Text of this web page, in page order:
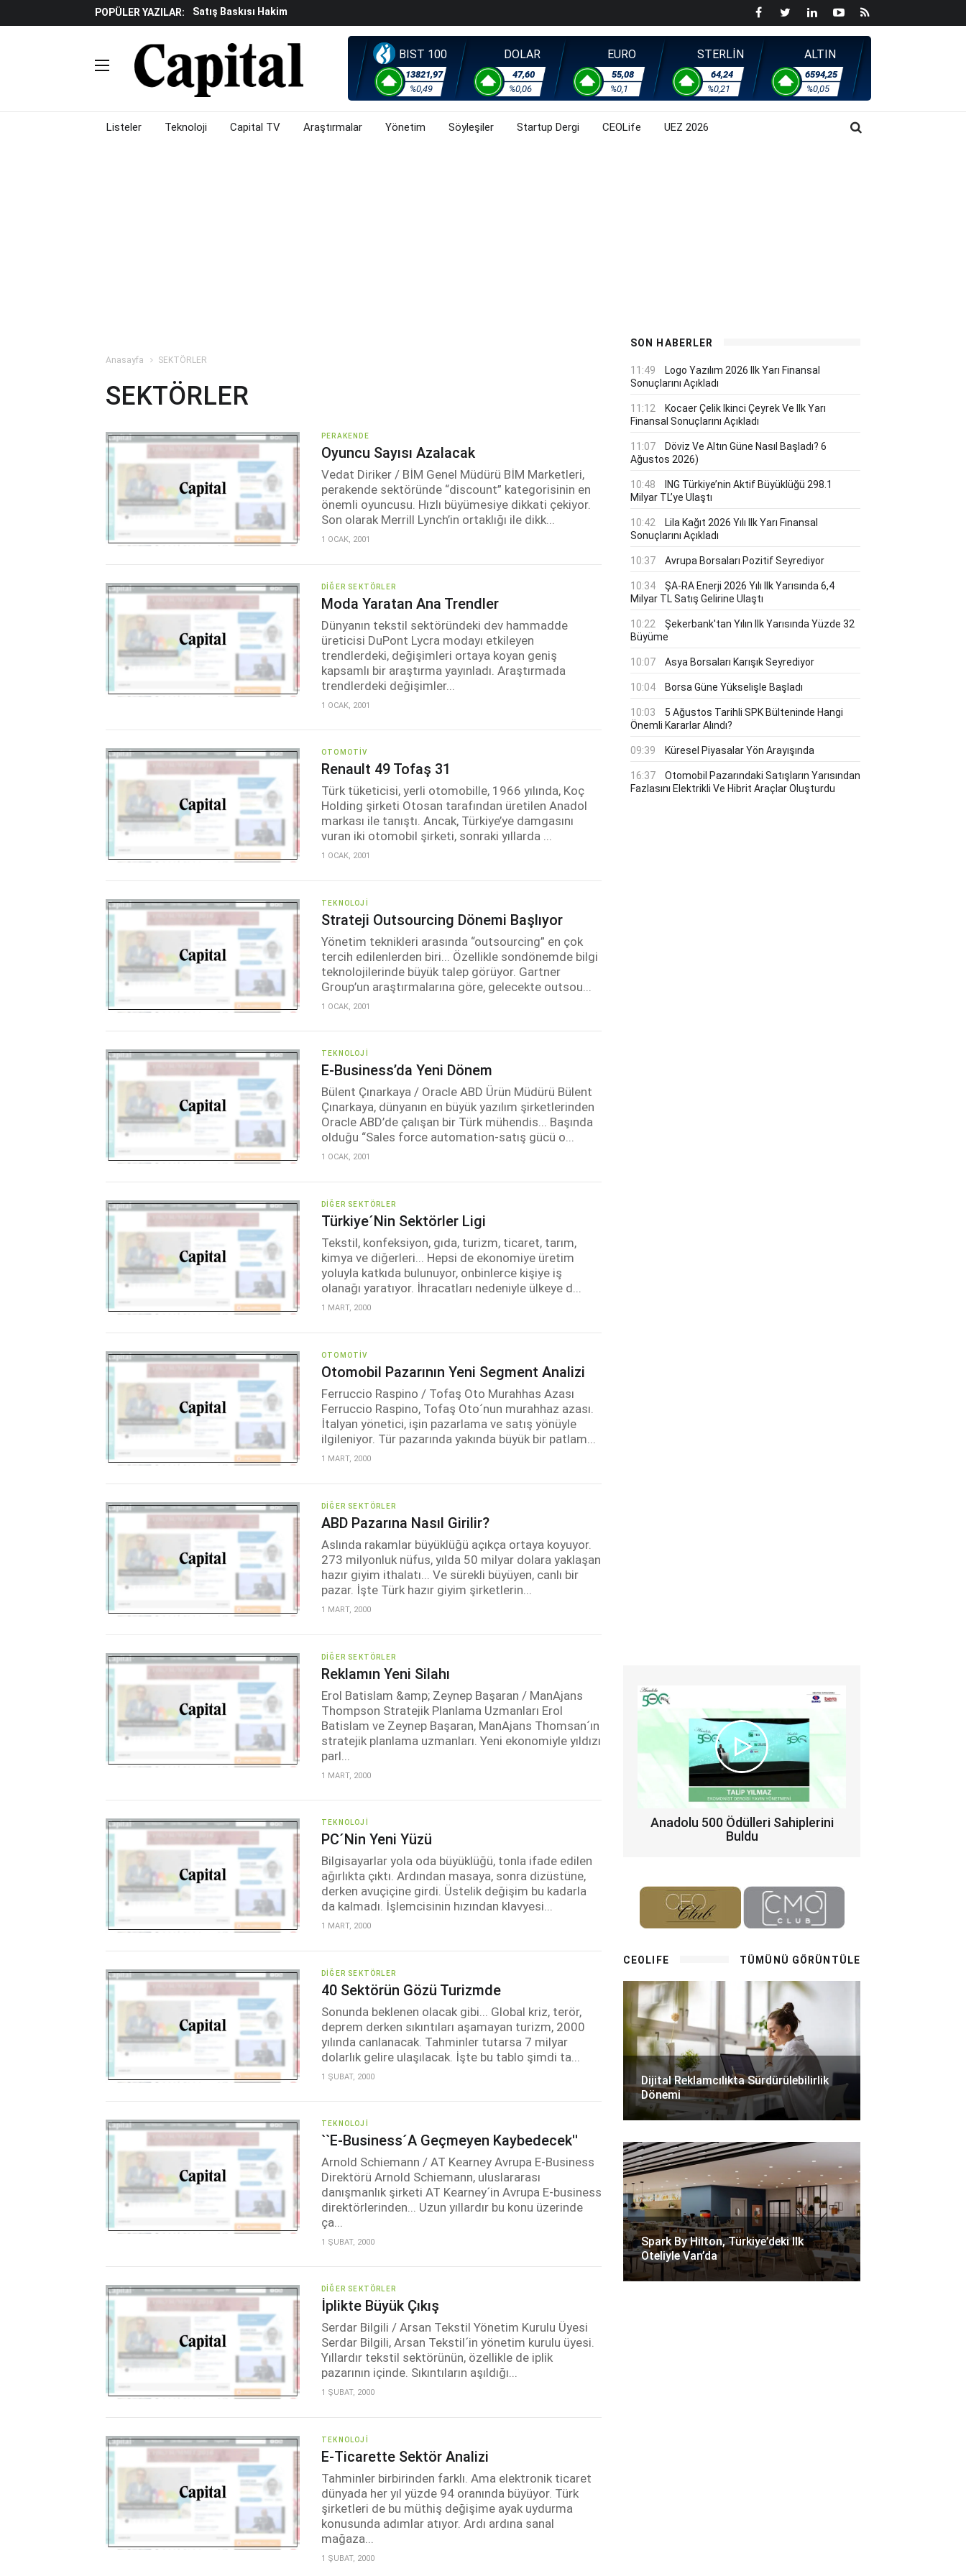
POPÜLER YAZILAR:
Satış Baskısı Hakim
Piyasalarda Gün Ortası: Borsa, Döviz Ve Altında Son Durum Ne? (30 Temmuz 2026)
İş Dünyasının Acı Kaybı: Orhan Z. Diren Hayatını Kaybetti
Döviz Ve Altın Güne Nasıl Başladı? (30 Temmuz 2026)
Avrupa'da Yatırım Yapmak Isteyenlere Yeni Alternatif: Fransa
Küresel Piyasalarda Fed'e Ilişkin Belirsizlikler Ve Jeopolitik Gerilimlerden Kaynaklı
Piyasalarda Gün Ortası: Borsa, Döviz Ve Altında Son Durum Ne? (30 Temmuz 2026)
BIST 100
13821,97
%0,49
DOLAR
47,60
%0,06
EURO
55,08
%0,1
STERLİN
64,24
%0,21
ALTIN
6594,25
%0,05
Listeler Teknoloji Capital TV Araştırmalar Yönetim Söyleşiler Startup Dergi CEOLife UEZ 2026
Anasayfa SEKTÖRLER
SEKTÖRLER
PERAKENDE
Oyuncu Sayısı Azalacak
Vedat Diriker / BİM Genel Müdürü BİM Marketleri,
perakende sektöründe “discount” kategorisinin en
önemli oyuncusu. Hızlı büyümesiye dikkati çekiyor.
Son olarak Merrill Lynch’in ortaklığı ile dikk...
1 OCAK, 2001
DIĞER SEKTÖRLER
Moda Yaratan Ana Trendler
Dünyanın tekstil sektöründeki dev hammadde
üreticisi DuPont Lycra modayı etkileyen
trendlerdeki, değişimleri ortaya koyan geniş
kapsamlı bir araştırma yayınladı. Araştırmada
trendlerdeki değişimler...
1 OCAK, 2001
OTOMOTIV
Renault 49 Tofaş 31
Türk tüketicisi, yerli otomobille, 1966 yılında, Koç
Holding şirketi Otosan tarafından üretilen Anadol
markası ile tanıştı. Ancak, Türkiye’ye damgasını
vuran iki otomobil şirketi, sonraki yıllarda ...
1 OCAK, 2001
TEKNOLOJI
Strateji Outsourcing Dönemi Başlıyor
Yönetim teknikleri arasında “outsourcing” en çok
tercih edilenlerden biri... Özellikle sondönemde bilgi
teknolojilerinde büyük talep görüyor. Gartner
Group’un araştırmalarına göre, gelecekte outsou...
1 OCAK, 2001
TEKNOLOJI
E-Business’da Yeni Dönem
Bülent Çınarkaya / Oracle ABD Ürün Müdürü Bülent
Çınarkaya, dünyanın en büyük yazılım şirketlerinden
Oracle ABD’de çalışan bir Türk mühendis... Başında
olduğu “Sales force automation-satış gücü o...
1 OCAK, 2001
DIĞER SEKTÖRLER
Türkiye´nin Sektörler Ligi
Tekstil, konfeksiyon, gıda, turizm, ticaret, tarım,
kimya ve diğerleri... Hepsi de ekonomiye üretim
yoluyla katkıda bulunuyor, onbinlerce kişiye iş
olanağı yaratıyor. İhracatları nedeniyle ülkeye d...
1 MART, 2000
OTOMOTIV
Otomobil Pazarının Yeni Segment Analizi
Ferruccio Raspino / Tofaş Oto Murahhas Azası
Ferruccio Raspino, Tofaş Oto´nun murahhaz azası.
İtalyan yönetici, işin pazarlama ve satış yönüyle
ilgileniyor. Tür pazarında yakında büyük bir patlam...
1 MART, 2000
DIĞER SEKTÖRLER
ABD Pazarına Nasıl Girilir?
Aslında rakamlar büyüklüğü açıkça ortaya koyuyor.
273 milyonluk nüfus, yılda 50 milyar dolara yaklaşan
hazır giyim ithalatı... Ve sürekli büyüyen, canlı bir
pazar. İşte Türk hazır giyim şirketlerin...
1 MART, 2000
DIĞER SEKTÖRLER
Reklamın Yeni Silahı
Erol Batislam &amp; Zeynep Başaran / ManAjans
Thompson Stratejik Planlama Uzmanları Erol
Batislam ve Zeynep Başaran, ManAjans Thomsan´ın
stratejik planlama uzmanları. Yeni ekonomiyle yıldızı
parl...
1 MART, 2000
TEKNOLOJI
PC´nin Yeni Yüzü
Bilgisayarlar yola oda büyüklüğü, tonla ifade edilen
ağırlıkta çıktı. Ardından masaya, sonra dizüstüne,
derken avuçiçine girdi. Üstelik değişim bu kadarla
da kalmadı. İşlemcisinin hızından klavyesi...
1 MART, 2000
DIĞER SEKTÖRLER
40 Sektörün Gözü Turizmde
Sonunda beklenen olacak gibi... Global kriz, terör,
deprem derken sıkıntıları aşamayan turizm, 2000
yılında canlanacak. Tahminler tutarsa 7 milyar
dolarlık gelire ulaşılacak. İşte bu tablo şimdi ta...
1 ŞUBAT, 2000
TEKNOLOJI
``E-Business´a Geçmeyen Kaybedecek''
Arnold Schiemann / AT Kearney Avrupa E-Business
Direktörü Arnold Schiemann, uluslararası
danışmanlık şirketi AT Kearney´in Avrupa E-business
direktörlerinden... Uzun yıllardır bu konu üzerinde
ça...
1 ŞUBAT, 2000
DIĞER SEKTÖRLER
İplikte Büyük Çıkış
Serdar Bilgili / Arsan Tekstil Yönetim Kurulu Üyesi
Serdar Bilgili, Arsan Tekstil´in yönetim kurulu üyesi.
Yıllardır tekstil sektörünün, özellikle de iplik
pazarının içinde. Sıkıntıların aşıldığı...
1 ŞUBAT, 2000
TEKNOLOJI
E-Ticarette Sektör Analizi
Tahminler birbirinden farklı. Ama elektronik ticaret
dünyada her yıl yüzde 94 oranında büyüyor. Türk
şirketleri de bu müthiş değişime ayak uydurma
konusunda adımlar atıyor. Ardı ardına sanal
mağaza...
1 ŞUBAT, 2000
SON HABERLER
11:49
Logo Yazılım 2026 Ilk Yarı Finansal
Sonuçlarını Açıkladı
11:12
Kocaer Çelik Ikinci Çeyrek Ve Ilk Yarı
Finansal Sonuçlarını Açıkladı
11:07
Döviz Ve Altın Güne Nasıl Başladı? 6
Ağustos 2026)
10:48
ING Türkiye’nin Aktif Büyüklüğü 298.1
Milyar TL’ye Ulaştı
10:42
Lila Kağıt 2026 Yılı Ilk Yarı Finansal
Sonuçlarını Açıkladı
10:37 Avrupa Borsaları Pozitif Seyrediyor
10:34
ŞA-RA Enerji 2026 Yılı Ilk Yarısında 6,4
Milyar TL Satış Gelirine Ulaştı
10:22
Şekerbank'tan Yılın Ilk Yarısında Yüzde 32
Büyüme
10:07 Asya Borsaları Karışık Seyrediyor
10:04 Borsa Güne Yükselişle Başladı
10:03
5 Ağustos Tarihli SPK Bülteninde Hangi
Önemli Kararlar Alındı?
09:39 Küresel Piyasalar Yön Arayışında
16:37
Otomobil Pazarındaki Satışların Yarısından
Fazlasını Elektrikli Ve Hibrit Araçlar Oluşturdu
Anadolu 500 Ödülleri Sahiplerini
Buldu
CEOLIFE TÜMÜNÜ GÖRÜNTÜLE
Dijital Reklamcılıkta Sürdürülebilirlik
Dönemi
Spark By Hilton, Türkiye’deki Ilk
Oteliyle Van’da